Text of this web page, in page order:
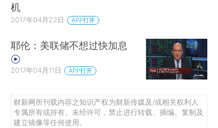
机
2017年04月22日 APP打开
耶伦：美联储不想过快加息
2017年04月11日 APP打开
财新网所刊载内容之知识产权为财新传媒及/或相关权利人
专属所有或持有。未经许可，禁止进行转载、摘编、复制及
建立镜像等任何使用。